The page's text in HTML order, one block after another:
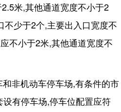
米,其他通道宽度不小于2
少于2个,主要出入口宽度不
不小于2米,其他通道宽度不
非机动车停车场,有条件的市
有停车场,停车位配置应符